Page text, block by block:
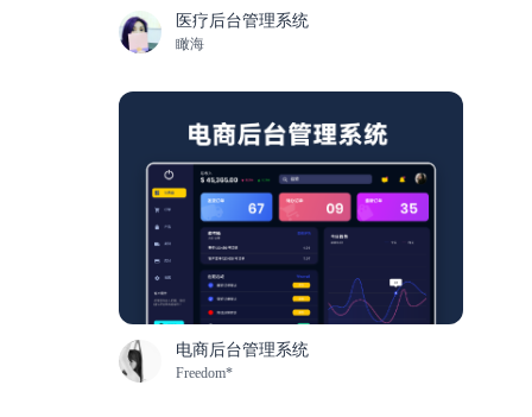
医疗后台管理系统
瞰海
电商后台管理系统
Freedom*